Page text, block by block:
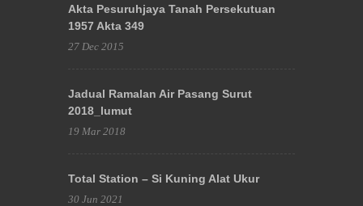
Akta Pesuruhjaya Tanah Persekutuan
1957 Akta 349
27 Dec 2015
Jadual Ramalan Air Pasang Surut
2018_lumut
19 Mar 2018
Total Station – Si Kuning Alat Ukur
30 Jun 2021